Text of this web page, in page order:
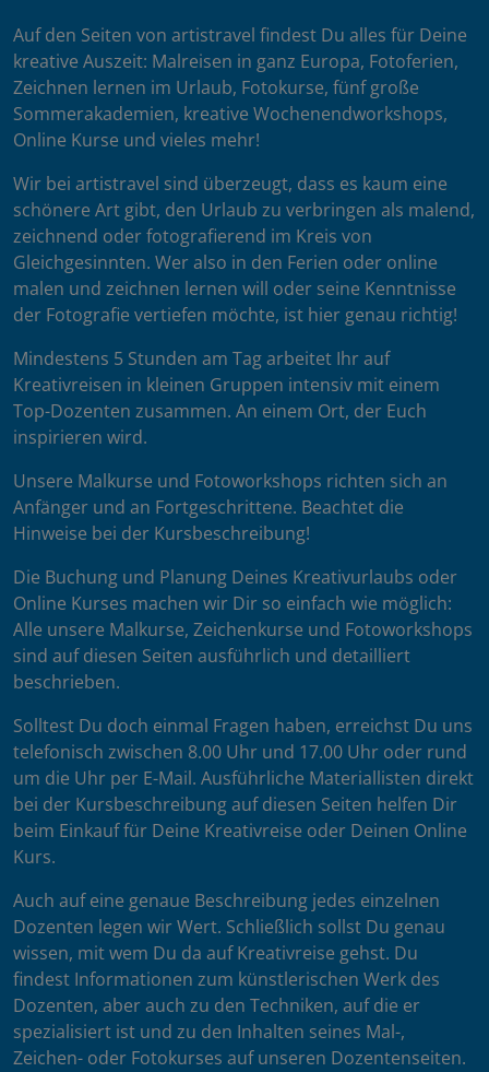
Auf den Seiten von artistravel findest Du alles für Deine
kreative Auszeit: Malreisen in ganz Europa, Fotoferien,
Zeichnen lernen im Urlaub, Fotokurse, fünf große
Sommerakademien, kreative Wochenendworkshops,
Online Kurse und vieles mehr!
Wir bei artistravel sind überzeugt, dass es kaum eine
schönere Art gibt, den Urlaub zu verbringen als malend,
zeichnend oder fotografierend im Kreis von
Gleichgesinnten. Wer also in den Ferien oder online
malen und zeichnen lernen will oder seine Kenntnisse
der Fotografie vertiefen möchte, ist hier genau richtig!
Mindestens 5 Stunden am Tag arbeitet Ihr auf
Kreativreisen in kleinen Gruppen intensiv mit einem
Top-Dozenten zusammen. An einem Ort, der Euch
inspirieren wird.
Unsere Malkurse und Fotoworkshops richten sich an
Anfänger und an Fortgeschrittene. Beachtet die
Hinweise bei der Kursbeschreibung!
Die Buchung und Planung Deines Kreativurlaubs oder
Online Kurses machen wir Dir so einfach wie möglich:
Alle unsere Malkurse, Zeichenkurse und Fotoworkshops
sind auf diesen Seiten ausführlich und detailliert
beschrieben.
Solltest Du doch einmal Fragen haben, erreichst Du uns
telefonisch zwischen 8.00 Uhr und 17.00 Uhr oder rund
um die Uhr per E-Mail. Ausführliche Materiallisten direkt
bei der Kursbeschreibung auf diesen Seiten helfen Dir
beim Einkauf für Deine Kreativreise oder Deinen Online
Kurs.
Auch auf eine genaue Beschreibung jedes einzelnen
Dozenten legen wir Wert. Schließlich sollst Du genau
wissen, mit wem Du da auf Kreativreise gehst. Du
findest Informationen zum künstlerischen Werk des
Dozenten, aber auch zu den Techniken, auf die er
spezialisiert ist und zu den Inhalten seines Mal-,
Zeichen- oder Fotokurses auf unseren Dozentenseiten.